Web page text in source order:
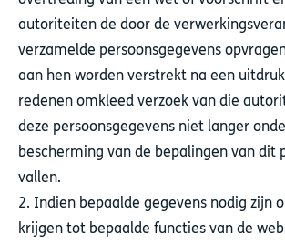
autoriteiten de door de
verzamelde persoonsgegevens
aan hen worden verstrekt na een
redenen omkleed verzoek van die
deze persoonsgegevens niet langer
bescherming van de bepalingen van dit
vallen.
2. Indien bepaalde gegevens nodig zijn
krijgen tot bepaalde functies van de